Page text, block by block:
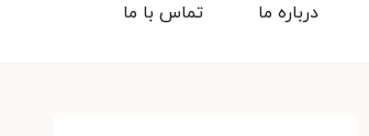
تماس با ما درباره ما